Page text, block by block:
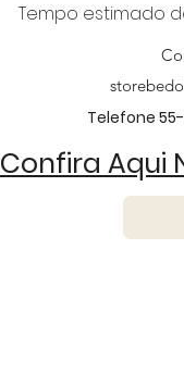
Tempo estimado
Telefone
Confira Aqui